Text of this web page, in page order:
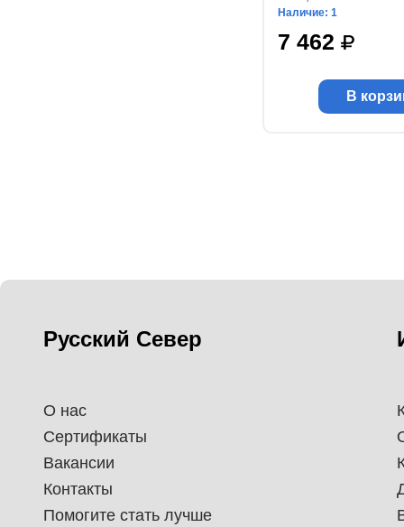
Наличие: 1
7 462
В
Русский Север
О нас
Сертификаты
Вакансии
Контакты
Помогите стать лучше